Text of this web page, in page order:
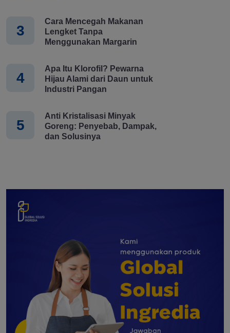
3
Cara Mencegah Makanan
Lengket Tanpa
Menggunakan Margarin
4
Apa Itu Klorofil? Pewarna
Hijau Alami dari Daun untuk
Industri Pangan
5
Anti Kristalisasi Minyak
Goreng: Penyebab, Dampak,
dan Solusinya